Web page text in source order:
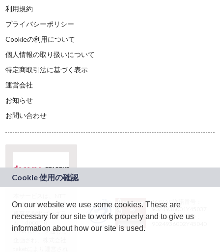
利用規約
プライバシーポリシー
Cookieの利用について
個人情報の取り扱いについて
特定商取引法に基づく表示
運営会社
お知らせ
お問い合わせ
ドコモグループの新
規事業創出プログラ
ム「docomo
STARTUP」を通じて
JASRAC許諾番号：
9024936001Y45037
JASRAC許諾番号：
On our website we use some cookies. These are
necessary for our site to work properly and to give us
information about how our site is used.